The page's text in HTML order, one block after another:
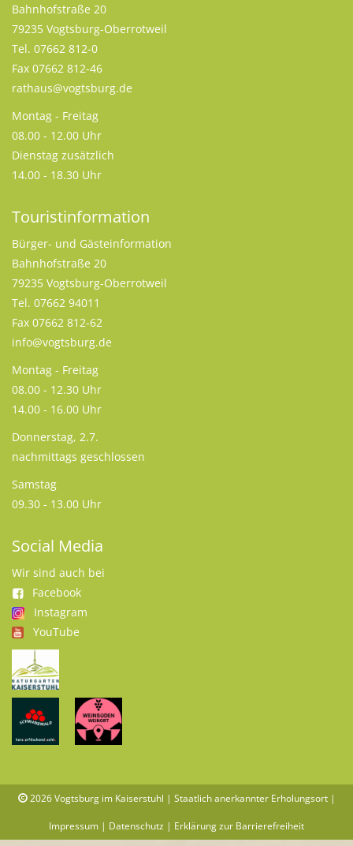
Bahnhofstraße 20
79235 Vogtsburg-Oberrotweil
Tel. 07662 812-0
Fax 07662 812-46
rathaus@vogtsburg.de
Montag - Freitag
08.00 - 12.00 Uhr
Dienstag zusätzlich
14.00 - 18.30 Uhr
Touristinformation
Bürger- und Gästeinformation
Bahnhofstraße 20
79235 Vogtsburg-Oberrotweil
Tel. 07662 94011
Fax 07662 812-62
info@vogtsburg.de
Montag - Freitag
08.00 - 12.30 Uhr
14.00 - 16.00 Uhr
Donnerstag, 2.7.
nachmittags geschlossen
Samstag
09.30 - 13.00 Uhr
Social Media
Wir sind auch bei
Facebook
Instagram
YouTube
2026 Vogtsburg im Kaiserstuhl | Staatlich anerkannter Erholungsort |
Impressum | Datenschutz | Erklärung zur Barrierefreiheit